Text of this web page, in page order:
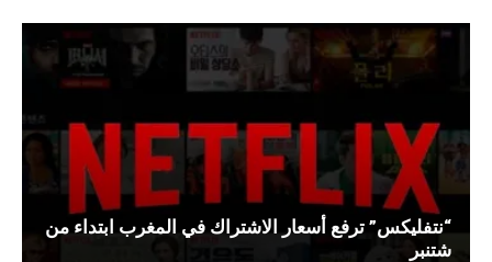
“نتفليكس” ترفع أسعار الاشتراك في المغرب ابتداء من
شتنبر